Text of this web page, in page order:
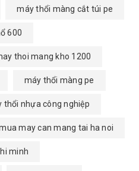
máy thổi màng cắt túi pe
600
thoi mang kho 1200
máy thổi màng pe
thổi nhựa công nghiệp
may can mang tai ha noi
minh